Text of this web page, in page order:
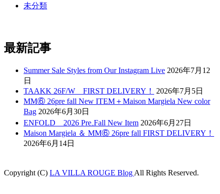
未分類
最新記事
Summer Sale Styles from Our Instagram Live 2026年7月12
日
TAAKK 26F/W FIRST DELIVERY！
2026年7月5日
MM⑥ 26pre fall New ITEM＋Maison Margiela New color
Bag 2026年6月30日
ENFOLD 2026 Pre₋Fall New Item 2026年6月27日
Maison Margiela ＆ MM⑥ 26pre fall FIRST DELIVERY！
2026年6月14日
Copyright (C) LA VILLA ROUGE Blog All Rights Reserved.